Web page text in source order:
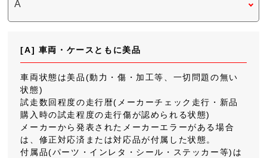
[A] 車両・ケースともに美品
車両状態は美品(動力・傷・加工等、一切問題の無い
状態)
試走数回程度の走行暦(メーカーチェック走行・新品
購入時の試走程度の走行傷が認められる状態)
メーカーから発表されたメーカーエラーがある場合
は、修正対応済または対応品が付属した状態。
付属品(パーツ・インレタ・シール・ステッカー等)は